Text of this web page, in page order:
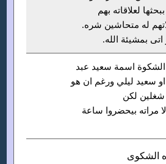
ببحثها لعلاقاته بهم
له متحاشين شره.
اتى بمشيئة الله.
اسمة سعيد عبد
او سعيد ليلي ورغم ان هو
شغلين لكن
مراته بيحضروا ساعة
الشكوى